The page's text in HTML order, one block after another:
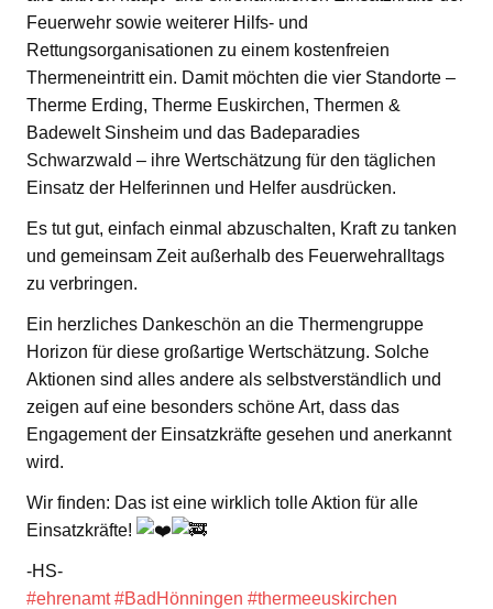
Feuerwehr sowie weiterer Hilfs- und
Rettungsorganisationen zu einem kostenfreien
Thermeneintritt ein. Damit möchten die vier Standorte –
Therme Erding, Therme Euskirchen, Thermen &
Badewelt Sinsheim und das Badeparadies
Schwarzwald – ihre Wertschätzung für den täglichen
Einsatz der Helferinnen und Helfer ausdrücken.
Es tut gut, einfach einmal abzuschalten, Kraft zu tanken
und gemeinsam Zeit außerhalb des Feuerwehralltags
zu verbringen.
Ein herzliches Dankeschön an die Thermengruppe
Horizon für diese großartige Wertschätzung. Solche
Aktionen sind alles andere als selbstverständlich und
zeigen auf eine besonders schöne Art, dass das
Engagement der Einsatzkräfte gesehen und anerkannt
wird.
Wir finden: Das ist eine wirklich tolle Aktion für alle
Einsatzkräfte!
-HS-
#ehrenamt #BadHönningen #thermeeuskirchen